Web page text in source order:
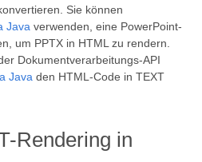
Sie können
Java verwenden, eine PowerPoint-
um PPTX in HTML zu rendern.
Dokumentverarbeitungs-API
Java den HTML-Code in TEXT
Rendering in